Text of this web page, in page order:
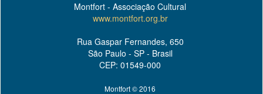
Montfort - Associação Cultural
www.montfort.org.br
Rua Gaspar Fernandes, 650
São Paulo - SP - Brasil
CEP: 01549-000
Montfort © 2016